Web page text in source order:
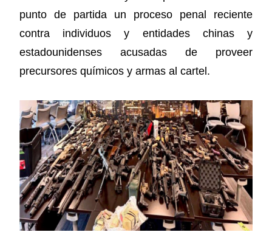
punto de partida un proceso penal reciente
contra individuos y entidades chinas y
estadounidenses acusadas de proveer
precursores químicos y armas al cartel.